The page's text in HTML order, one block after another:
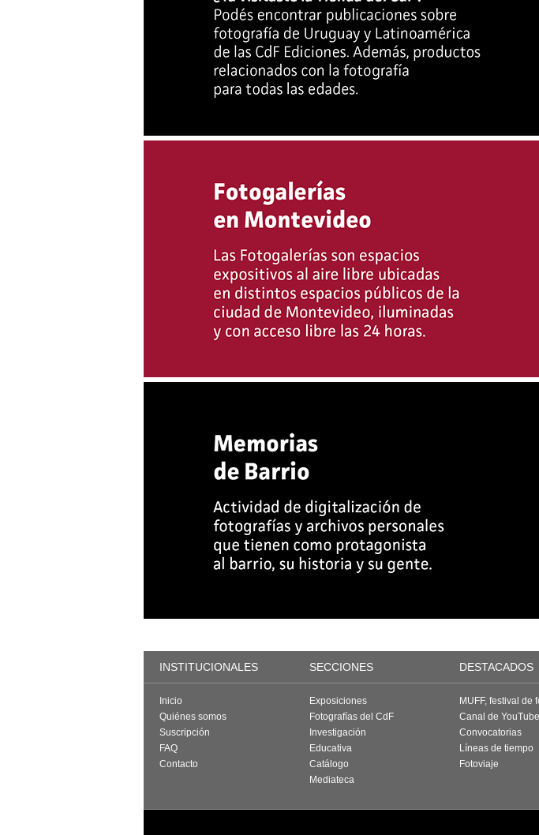
INSTITUCIONALES SECCIONES DESTACADOS
Inicio
Quiénes somos
Suscripción
FAQ
Contacto
Exposiciones
Fotografías del CdF
Investigación
Educativa
Catálogo
Mediateca
MUFF, festival de
Canal de YouTube
Convocatorias
Líneas de tiempo
Fotoviaje